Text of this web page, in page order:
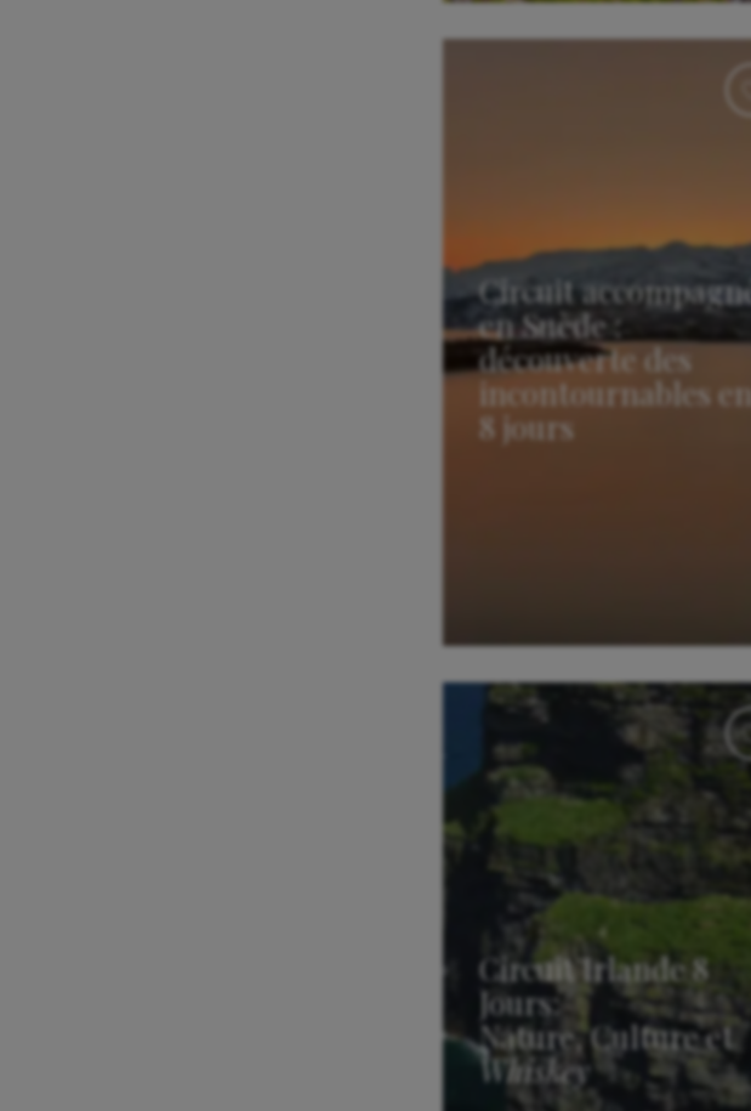
Circuit accompagné
en Suède :
découverte des
incontournables en
8 jours
Circuit Irlande 8
Jours:
Nature, Culture et
Whiskey